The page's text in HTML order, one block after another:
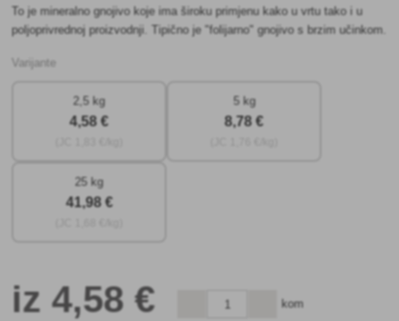
To je mineralno gnojivo koje ima široku primjenu kako u vrtu tako i u
poljoprivrednoj proizvodnji. Tipično je "folijarno" gnojivo s brzim učinkom.
Varijante
2,5 kg
4,58 €
5 kg
8,78 €
25 kg
41,98 €
iz4,58 € kom